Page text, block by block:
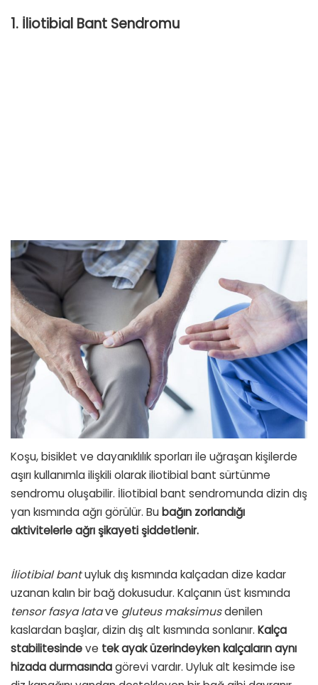
1. İliotibial Bant Sendromu
Koşu, bisiklet ve dayanıklılık sporları ile uğraşan kişilerde
aşırı kullanımla ilişkili olarak iliotibial bant sürtünme
sendromu oluşabilir. İliotibial bant sendromunda dizin dış
yan kısmında ağrı görülür. Bu bağın zorlandığı
aktivitelerle ağrı şikayeti şiddetlenir.
İliotibial bantuyluk dış kısmında kalçadan dize kadar
uzanan kalın bir bağ dokusudur. Kalçanın üst kısmında
tensor fasya latave gluteus maksimusdenilen
kaslardan başlar, dizin dış alt kısmında sonlanır. Kalça
stabilitesindeve tek ayak üzerindeyken kalçaların aynı
hizada durmasındagörevi vardır. Uyluk alt kesimde ise